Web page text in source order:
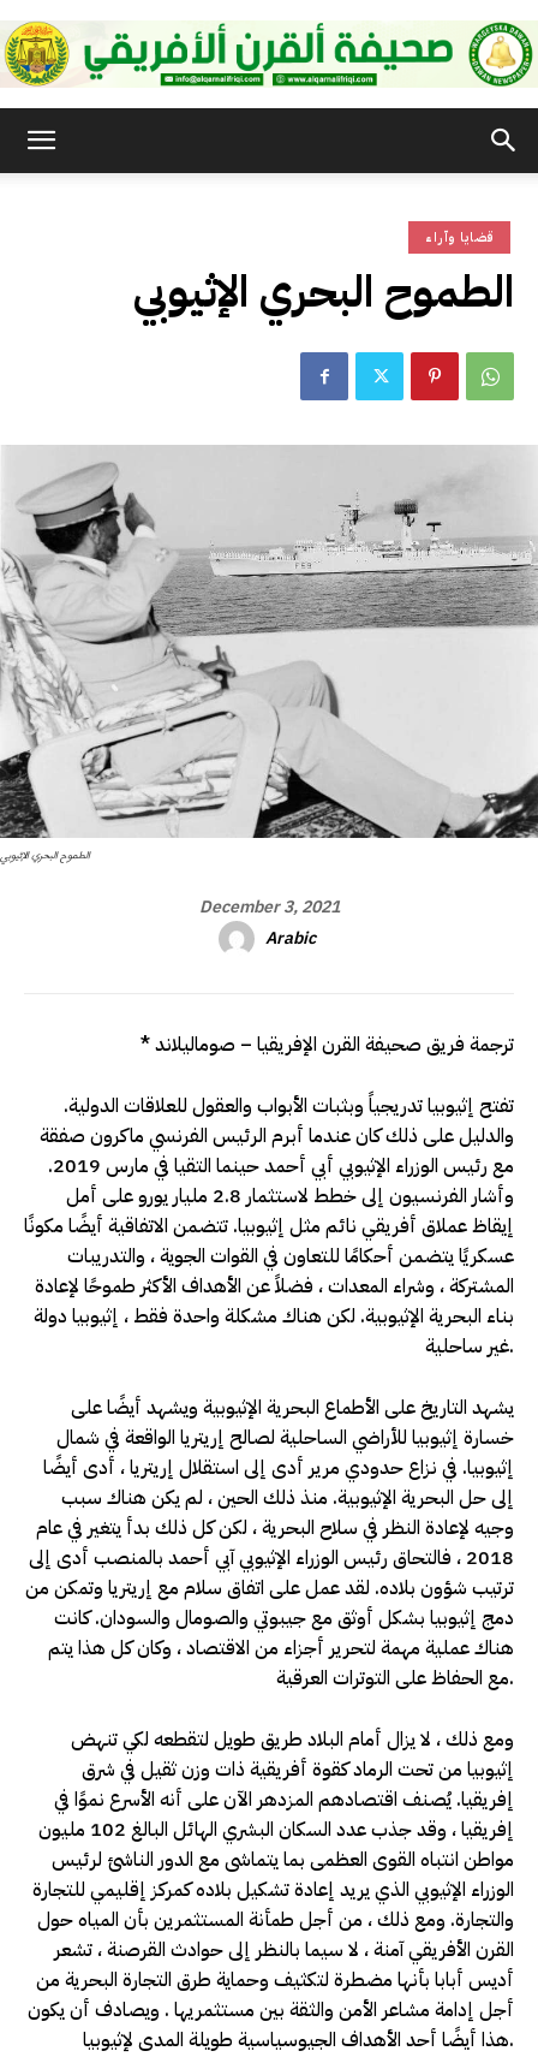
الأفريقي
قضايا وآراء
الطموح البحري الإثيوبي
الطموح البحري الإثيوبي
December 3, 2021
Arabic
* ترجمة فريق صحيفة القرن الإفريقيا – صوماليلاند
تفتح إثيوبيا تدريجياً وبثبات الأبواب والعقول للعلاقات الدولية.
والدليل على ذلك كان عندما أبرم الرئيس الفرنسي ماكرون صفقة
مع رئيس الوزراء الإثيوبي أبي أحمد حينما التقيا في مارس 2019.
وأشار الفرنسيون إلى خطط لاستثمار 2.8 مليار يورو على أمل
إيقاظ عملاق أفريقي نائم مثل إثيوبيا. تتضمن الاتفاقية أيضًا مكونًا
عسكريًا يتضمن أحكامًا للتعاون في القوات الجوية ، والتدريبات
المشتركة ، وشراء المعدات ، فضلاً عن الأهداف الأكثر طموحًا لإعادة
بناء البحرية الإثيوبية. لكن هناك مشكلة واحدة فقط ، إثيوبيا دولة
غير ساحلية.
يشهد التاريخ على الأطماع البحرية الإثيوبية ويشهد أيضًا على
خسارة إثيوبيا للأراضي الساحلية لصالح إريتريا الواقعة في شمال
إثيوبيا. في نزاع حدودي مرير أدى إلى استقلال إريتريا ، أدى أيضًا
إلى حل البحرية الإثيوبية. منذ ذلك الحين ، لم يكن هناك سبب
وجيه لإعادة النظر في سلاح البحرية ، لكن كل ذلك بدأ يتغير في عام
2018 ، فالتحاق رئيس الوزراء الإثيوبي آبي أحمد بالمنصب أدى إلى
ترتيب شؤون بلاده. لقد عمل على اتفاق سلام مع إريتريا وتمكن من
دمج إثيوبيا بشكل أوثق مع جيبوتي والصومال والسودان. كانت
هناك عملية مهمة لتحرير أجزاء من الاقتصاد ، وكان كل هذا يتم
مع الحفاظ على التوترات العرقية.
ومع ذلك ، لا يزال أمام البلاد طريق طويل لتقطعه لكي تنهض
إثيوبيا من تحت الرماد كقوة أفريقية ذات وزن ثقيل في شرق
إفريقيا. يُصنف اقتصادهم المزدهر الآن على أنه الأسرع نموًا في
إفريقيا ، وقد جذب عدد السكان البشري الهائل البالغ 102 مليون
مواطن انتباه القوى العظمى بما يتماشى مع الدور الناشئ لرئيس
الوزراء الإثيوبي الذي يريد إعادة تشكيل بلاده كمركز إقليمي للتجارة
والتجارة. ومع ذلك ، من أجل طمأنة المستثمرين بأن المياه حول
القرن الأفريقي آمنة ، لا سيما بالنظر إلى حوادث القرصنة ، تشعر
أديس أبابا بأنها مضطرة لتكثيف وحماية طرق التجارة البحرية من
أجل إدامة مشاعر الأمن والثقة بين مستثمريها . ويصادف أن يكون
هذا أيضًا أحد الأهداف الجيوسياسية طويلة المدى لإثيوبيا.